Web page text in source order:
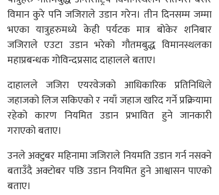
विमान कुरे पनि जजिराले उडान गरेन। तीन दिनसम्म जम्मा
भएका यात्रुहरुमध्ये केही पर्यटक मात्र बोकेर शनिबार
जजिराले एउटा उडान भरेको गौतमबुद्ध विमानस्थलका
महाप्रबन्धक गोविन्दप्रसाद दाहालले बताए।
दाहालले जजिरा एयरवेजको आधिकारिक प्रतिनिधिले
जहाजको लिज सकिएको र नयाँ जहाज खरिद गर्ने प्रक्रियामा
रहेको कारण नियमित उडान प्रभावित हुने जानकारी
गराएको बताए।
उनले अक्टुबर महिनामा जजिराले नियमति उडान गर्न नसक्ने
बताउँदै अक्टोबर पछि उडान नियमित हुने आश्वासन पाएको
बताए।